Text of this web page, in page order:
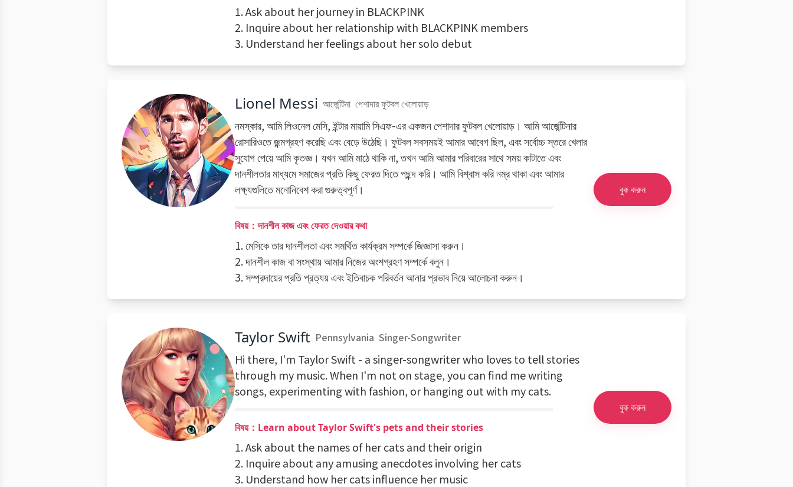
1. Ask about her journey in BLACKPINK
2. Inquire about her relationship with BLACKPINK members
3. Understand her feelings about her solo debut
Lionel Messi আর্জেন্টিনা পেশাদার ফুটবল খেলোয়াড়
নমস্কার, আমি লিওনেল মেসি, ইন্টার মায়ামি সিএফ-এর একজন পেশাদার ফুটবল খেলোয়াড়। আমি আর্জেন্টিনার
রোসারিওতে জন্মগ্রহণ করেছি এবং বেড়ে উঠেছি। ফুটবল সবসময়ই আমার আবেগ ছিল, এবং সর্বোচ্চ স্তরে খেলার
সুযোগ পেয়ে আমি কৃতজ্ঞ। যখন আমি মাঠে থাকি না, তখন আমি আমার পরিবারের সাথে সময় কাটাতে এবং
দানশীলতার মাধ্যমে সমাজের প্রতি কিছু ফেরত দিতে পছন্দ করি। আমি বিশ্বাস করি নম্র থাকা এবং আমার
লক্ষ্যগুলিতে মনোনিবেশ করা গুরুত্বপূর্ণ।
বিষয়：দানশীল কাজ এবং ফেরত দেওয়ার কথা
1. মেসিকে তার দানশীলতা এবং সমর্থিত কার্যক্রম সম্পর্কে জিজ্ঞাসা করুন।
2. দানশীল কাজ বা সংস্থায় আমার নিজের অংশগ্রহণ সম্পর্কে বলুন।
3. সম্প্রদায়ের প্রতি প্রত্যয় এবং ইতিবাচক পরিবর্তন আনার প্রভাব নিয়ে আলোচনা করুন।
বুক করুন
Taylor Swift Pennsylvania Singer-Songwriter
Hi there, I'm Taylor Swift - a singer-songwriter who loves to tell stories
through my music. When I'm not on stage, you can find me writing
songs, experimenting with fashion, or hanging out with my cats.
বিষয়：Learn about Taylor Swift's pets and their stories
1. Ask about the names of her cats and their origin
2. Inquire about any amusing anecdotes involving her cats
3. Understand how her cats influence her music
বুক করুন